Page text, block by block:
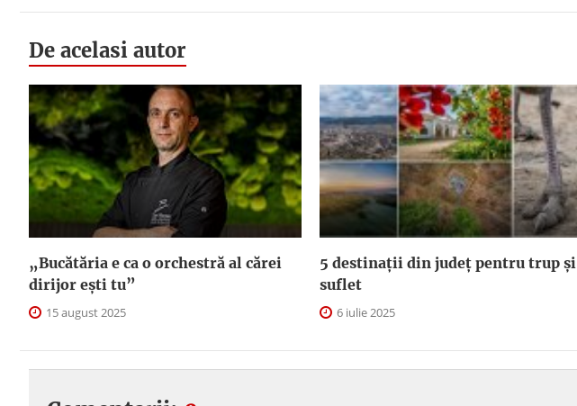
De acelasi autor
„Bucătăria e ca o orchestră al cărei
dirijor ești tu”
15 august 2025
5 destinații din județ pentru trup și
suflet
6 iulie 2025